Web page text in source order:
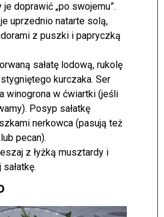
doprawić „po swojemu”.
uprzednio natarte solą,
z puszki i papryczką
sałatę lodową, rukolę
kurczaka. Ser
winogrona w ćwiartki (jeśli
Posyp sałatkę
nerkowca (pasują też
pecan).
z łyżką musztardy i